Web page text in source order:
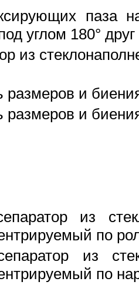
паза
углом 180° друг
из
размеров и
размеров и
из
по
из
по